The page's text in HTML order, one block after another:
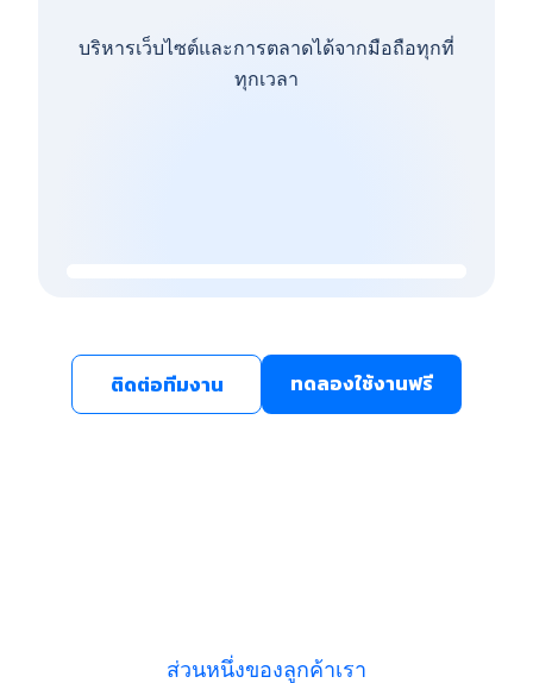
บริหารเว็บไซต์และการตลาดได้จากมือถือทุกที่
ทุกเวลา
ติดต่อทีมงาน ทดลองใช้งานฟรี
ส่วนหนึ่งของลูกค้าเรา